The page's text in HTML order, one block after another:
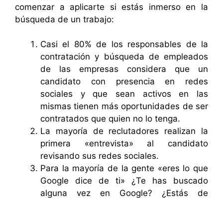
comenzar a aplicarte si estás inmerso en la
búsqueda de un trabajo:
Casi el 80% de los responsables de la
contratación y búsqueda de empleados
de las empresas considera que un
candidato con presencia en redes
sociales y que sean activos en las
mismas tienen más oportunidades de ser
contratados que quien no lo tenga.
La mayoría de reclutadores realizan la
primera «entrevista» al candidato
revisando sus redes sociales.
Para la mayoría de la gente «eres lo que
Google dice de ti» ¿Te has buscado
alguna vez en Google? ¿Estás de